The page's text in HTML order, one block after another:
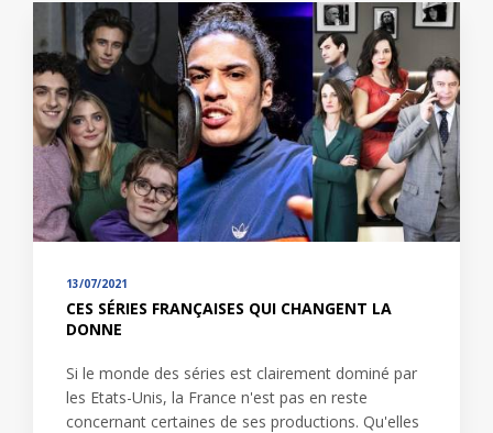
13/07/2021
CES SÉRIES FRANÇAISES QUI CHANGENT LA
DONNE
Si le monde des séries est clairement dominé par
les Etats-Unis, la France n'est pas en reste
concernant certaines de ses productions. Qu'elles